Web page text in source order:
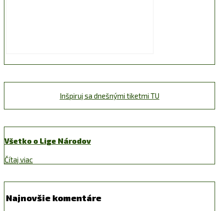
Inšpiruj sa dnešnými tiketmi TU
Všetko o Lige Národov
Čítaj viac
Najnovšie komentáre